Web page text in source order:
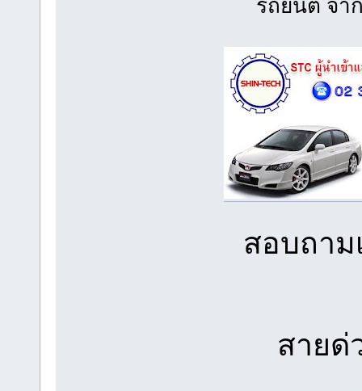
รถยนต์ จา
สอบถาม
สายด่